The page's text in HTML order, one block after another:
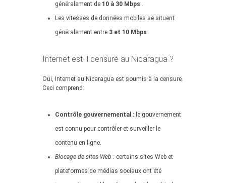
généralement de 10 à 30 Mbps .
Les vitesses de données mobiles se situent
généralement entre 3 et 10 Mbps .
Internet est-il censuré au Nicaragua ?
Oui, Internet au Nicaragua est soumis à la censure.
Ceci comprend:
Contrôle gouvernemental : le gouvernement
est connu pour contrôler et surveiller le
contenu en ligne.
Blocage de sites Web : certains sites Web et
plateformes de médias sociaux ont été